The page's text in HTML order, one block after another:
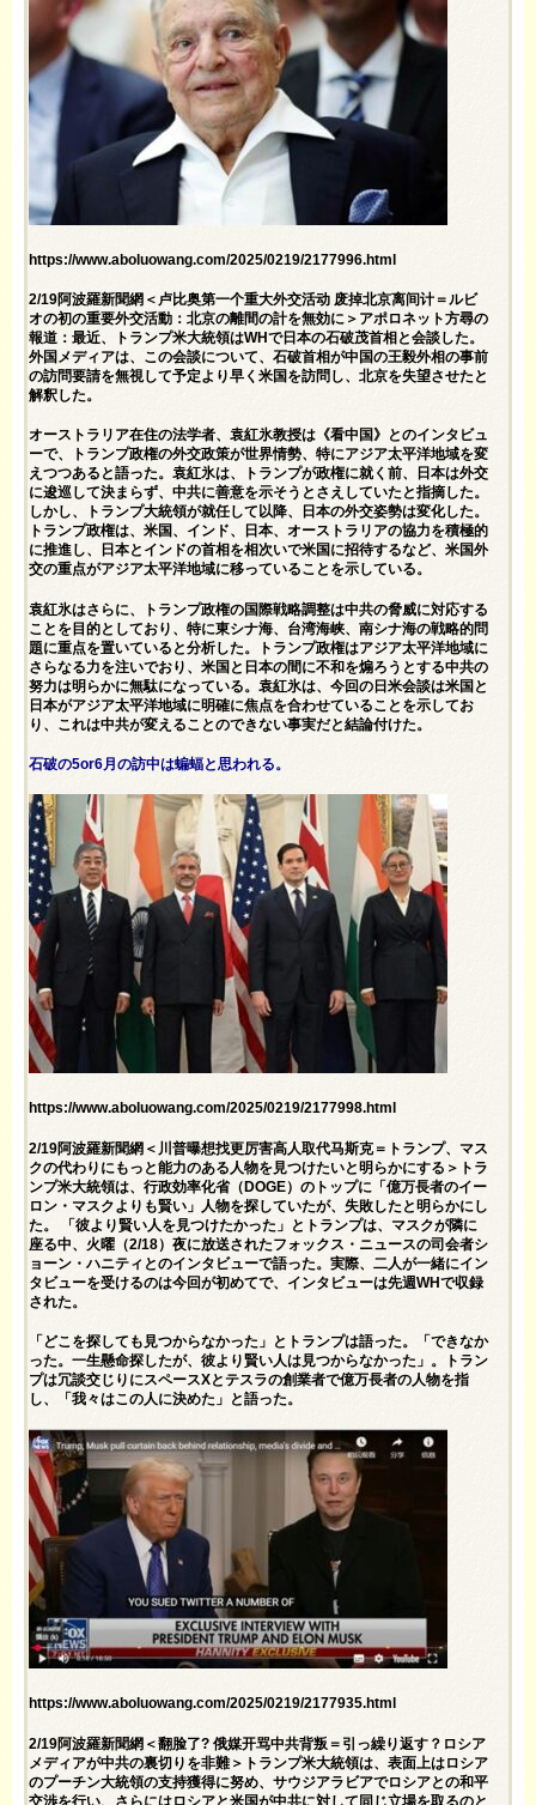
https://www.aboluowang.com/2025/0219/2177996.html
2/19阿波羅新聞網＜卢比奥第一个重大外交活动 废掉北京离间计＝ルビ
オの初の重要外交活動：北京の離間の計を無効に＞アポロネット方尋の
報道：最近、トランプ米大統領はWHで日本の石破茂首相と会談した。
外国メディアは、この会談について、石破首相が中国の王毅外相の事前
の訪問要請を無視して予定より早く米国を訪問し、北京を失望させたと
解釈した。
オーストラリア在住の法学者、袁紅氷教授は《看中国》とのインタビュ
ーで、トランプ政権の外交政策が世界情勢、特にアジア太平洋地域を変
えつつあると語った。袁紅氷は、トランプが政権に就く前、日本は外交
に逡巡して決まらず、中共に善意を示そうとさえしていたと指摘した。
しかし、トランプ大統領が就任して以降、日本の外交姿勢は変化した。
トランプ政権は、米国、インド、日本、オーストラリアの協力を積極的
に推進し、日本とインドの首相を相次いで米国に招待するなど、米国外
交の重点がアジア太平洋地域に移っていることを示している。
袁紅氷はさらに、トランプ政権の国際戦略調整は中共の脅威に対応する
ことを目的としており、特に東シナ海、台湾海峡、南シナ海の戦略的問
題に重点を置いていると分析した。トランプ政権はアジア太平洋地域に
さらなる力を注いでおり、米国と日本の間に不和を煽ろうとする中共の
努力は明らかに無駄になっている。袁紅氷は、今回の日米会談は米国と
日本がアジア太平洋地域に明確に焦点を合わせていることを示してお
り、これは中共が変えることのできない事実だと結論付けた。
石破の5or6月の訪中は蝙蝠と思われる。
https://www.aboluowang.com/2025/0219/2177998.html
2/19阿波羅新聞網＜川普曝想找更厉害高人取代马斯克＝トランプ、マス
クの代わりにもっと能力のある人物を見つけたいと明らかにする＞トラ
ンプ米大統領は、行政効率化省（DOGE）のトップに「億万長者のイー
ロン・マスクよりも賢い」人物を探していたが、失敗したと明らかにし
た。 「彼より賢い人を見つけたかった」とトランプは、マスクが隣に
座る中、火曜（2/18）夜に放送されたフォックス・ニュースの司会者シ
ョーン・ハニティとのインタビューで語った。実際、二人が一緒にイン
タビューを受けるのは今回が初めてで、インタビューは先週WHで収録
された。
「どこを探しても見つからなかった」とトランプは語った。「できなか
った。一生懸命探したが、彼より賢い人は見つからなかった」。トラン
プは冗談交じりにスペースXとテスラの創業者で億万長者の人物を指
し、「我々はこの人に決めた」と語った。
https://www.aboluowang.com/2025/0219/2177935.html
2/19阿波羅新聞網＜翻脸了? 俄媒开骂中共背叛＝引っ繰り返す？ロシア
メディアが中共の裏切りを非難＞トランプ米大統領は、表面上はロシア
のプーチン大統領の支持獲得に努め、サウジアラビアでロシアとの和平
交渉を行い、さらにはロシアと米国が中共に対して同じ立場を取るのと